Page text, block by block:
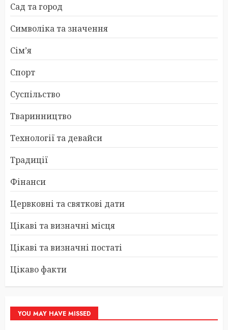
Сад та город
Символіка та значення
Сім’я
Спорт
Суспільство
Тваринництво
Технології та девайси
Традиції
Фінанси
Цервковні та святкові дати
Цікаві та визначні місця
Цікаві та визначні постаті
Цікаво факти
YOU MAY HAVE MISSED